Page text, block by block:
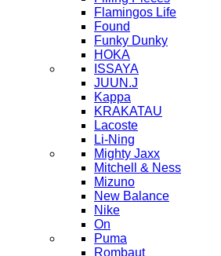
Flamingos Life
Found
Funky Dunky
HOKA
ISSAYA
JUUN.J
Kappa
KRAKATAU
Lacoste
Li-Ning
Mighty Jaxx
Mitchell & Ness
Mizuno
New Balance
Nike
On
Puma
Rombaut